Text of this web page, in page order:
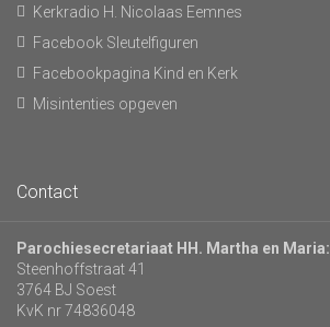
Kerkradio H. Nicolaas Eemnes
Facebook Sleutelfiguren
Facebookpagina Kind en Kerk
Misintenties opgeven
Contact
Parochiesecretariaat HH. Martha en Maria:
Steenhoffstraat 41
3764 BJ Soest
KvK nr 74836048